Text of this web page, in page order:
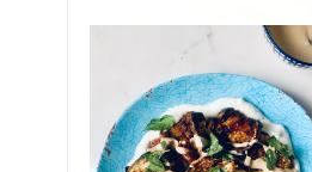
INSALATA DI
ELANZANE CON
DATTERI,
YOGURT E